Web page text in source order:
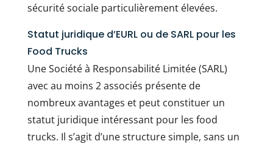
sécurité sociale particulièrement élevées.
Statut juridique d’EURL ou de SARL pour les
Food Trucks
Une Société à Responsabilité Limitée (SARL)
avec au moins 2 associés présente de
nombreux avantages et peut constituer un
statut juridique intéressant pour les food
trucks. Il s’agit d’une structure simple, sans un